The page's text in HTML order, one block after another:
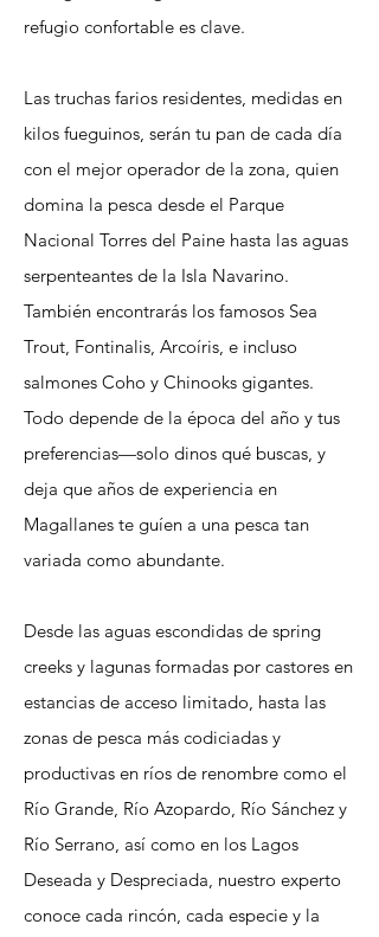
refugio confortable es clave.
Las truchas farios residentes, medidas en
kilos fueguinos, serán tu pan de cada día
con el mejor operador de la zona, quien
domina la pesca desde el Parque
Nacional Torres del Paine hasta las aguas
serpenteantes de la Isla Navarino.
También encontrarás los famosos Sea
Trout, Fontinalis, Arcoíris, e incluso
salmones Coho y Chinooks gigantes.
Todo depende de la época del año y tus
preferencias—solo dinos qué buscas, y
deja que años de experiencia en
Magallanes te guíen a una pesca tan
variada como abundante.
Desde las aguas escondidas de spring
creeks y lagunas formadas por castores en
estancias de acceso limitado, hasta las
zonas de pesca más codiciadas y
productivas en ríos de renombre como el
Río Grande, Río Azopardo, Río Sánchez y
Río Serrano, así como en los Lagos
Deseada y Despreciada, nuestro experto
conoce cada rincón, cada especie y la